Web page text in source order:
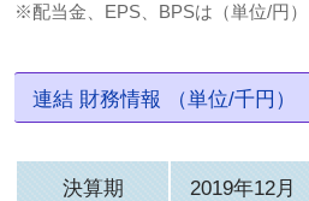
※配当金、EPS、BPSは（単位/円）
連結 財務情報 （単位/千円）
決算期 2019年12月